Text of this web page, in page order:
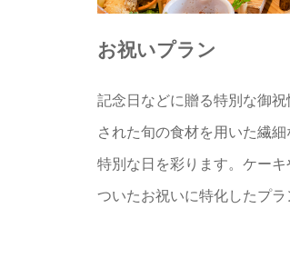
お祝いプラン
記念日などに贈る特別な御
された旬の食材を用いた繊
特別な日を彩ります。ケー
ついたお祝いに特化したプラ